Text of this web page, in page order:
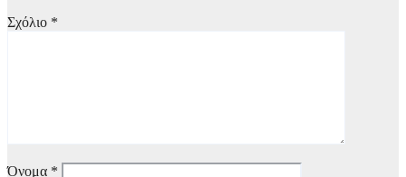
Σχόλιο *
Όνομα *